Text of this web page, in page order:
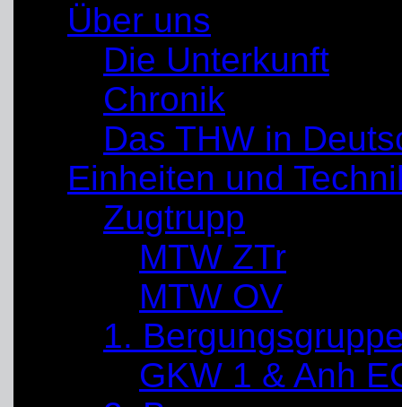
Über uns
Die Unterkunft
Chronik
Das THW in
Einheiten und
Zugtrupp
MTW ZTr
MTW OV
1.
GKW 1 & Anh